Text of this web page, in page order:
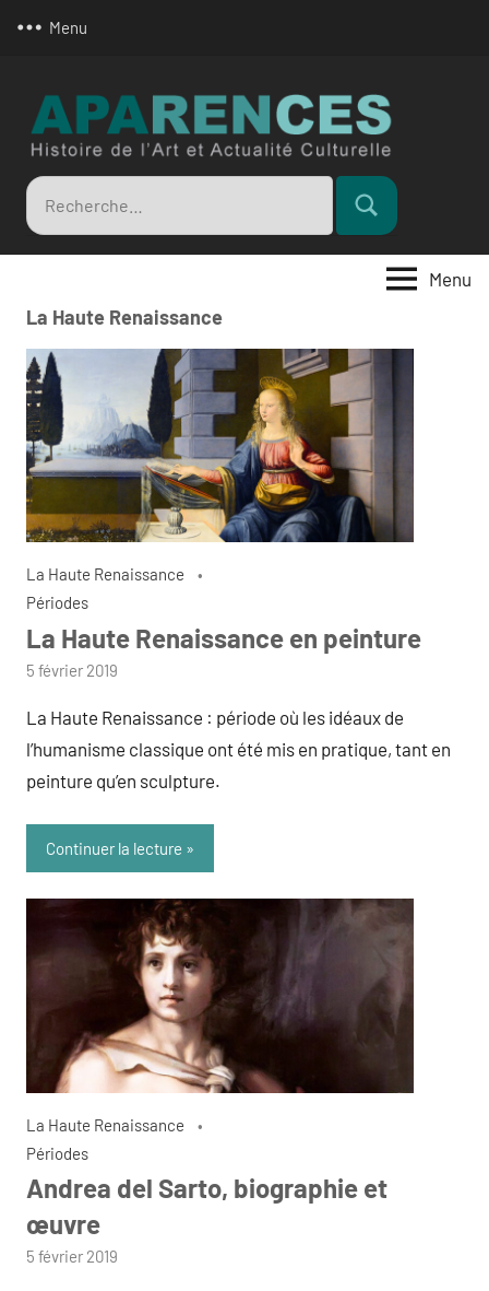
Menu
Recherche
pour
:
Rechercher
Menu
La Haute Renaissance
La Haute Renaissance
Périodes
La Haute Renaissance en peinture
par
5 février 2019
La Haute Renaissance : période où les idéaux de
l’humanisme classique ont été mis en pratique, tant en
peinture qu’en sculpture.
Continuer la lecture
La Haute Renaissance
Périodes
Andrea del Sarto, biographie et
œuvre
par
5 février 2019